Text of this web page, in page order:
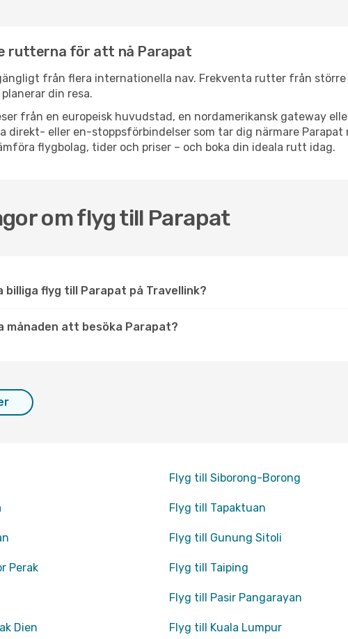
rutterna för att nå Parapat
från flera internationella nav. Frekventa rutter från
din resa.
från en europeisk huvudstad, en nordamerikansk gateway
direkt- eller en-stoppsförbindelser som tar dig närmare
flygbolag, tider och priser – och boka din ideala rutt idag.
om flyg till Parapat
billiga flyg till Parapat på Travellink?
månaden att besöka Parapat?
Flyg till Siborong-Borong
Flyg till Tapaktuan
Flyg till Gunung Sitoli
Perak Flyg till Taiping
Flyg till Pasir Pangarayan
Dien Flyg till Kuala Lumpur